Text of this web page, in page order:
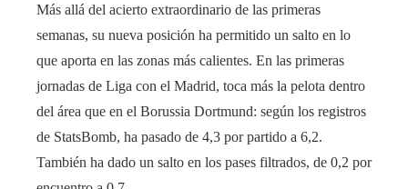
Más allá del acierto extraordinario de las primeras
semanas, su nueva posición ha permitido un salto en lo
que aporta en las zonas más calientes. En las primeras
jornadas de Liga con el Madrid, toca más la pelota dentro
del área que en el Borussia Dortmund: según los registros
de StatsBomb, ha pasado de 4,3 por partido a 6,2.
También ha dado un salto en los pases filtrados, de 0,2 por